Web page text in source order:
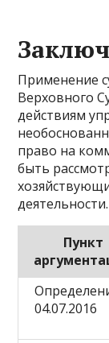
Применение
Верховного
действиям
право на
быть
деятельности.
Пункт
04.07.2016